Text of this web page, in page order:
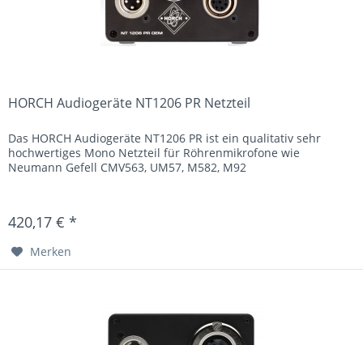
HORCH Audiogeräte NT1206 PR Netzteil
Das HORCH Audiogeräte NT1206 PR ist ein qualitativ sehr
hochwertiges Mono Netzteil für Röhrenmikrofone wie
Neumann Gefell CMV563, UM57, M582, M92
420,17 € *
Merken